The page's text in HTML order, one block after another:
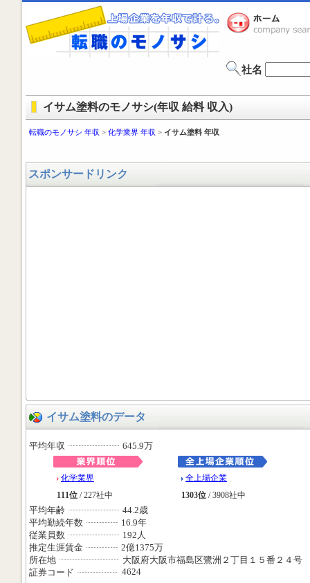
社名
イサム塗料のモノサシ(年収 給料 収入)
転職のモノサシ 年収 > 化学業界 年収 > イサム塗料 年収
スポンサードリンク
イサム塗料のデータ
平均年収 645.9万
化学業界
111位 / 227社中
全上場企業
1303位 / 3908社中
平均年齢
44.2歳
平均勤続年数
16.9年
従業員数
192人
推定生涯賃金
2億1375万
所在地
大阪府大阪市福島区鷺洲２丁目１５番２４号
証券コード
4624